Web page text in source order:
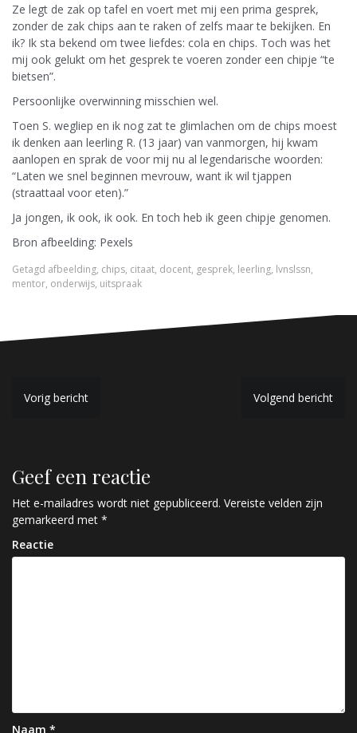
Ze legt de zak op tafel en voert met mij een prima gesprek,
zonder de zak chips aan te raken of zelfs maar te bekijken. En
ik? Ik sta bekend om twee liefdes: cola en chips. Toch was het
mij ook gelukt om het gesprek te voeren zonder een chipje “te
bietsen”.
Persoonlijke overwinning misschien wel.
Toen S. wegliep en ik nog zat te glimlachen om de chips moest
ik denken aan leerling R. (13 jaar) van vanmorgen, hij kwam
aanlopen en sprak de voor mij nu al legendarische woorden:
“Laten we snel beginnen mevrouw, want ik wil tjappen
(straattaal voor eten).”
Ja jongen, ik ook, ik ook. En toch heb ik geen chipje genomen.
Bron afbeelding: Pexels
Getagd afbeelding, chips, citaat, docent, gesprek, leerling, lvnslssn,
mentor, onderwijs, uitspraak
B
i
c
h
t
a
Vorig bericht Volgend bericht
Geef een reactie
Het e-mailadres wordt niet gepubliceerd. Vereiste velden zijn
gemarkeerd met *
Reactie
Naam *